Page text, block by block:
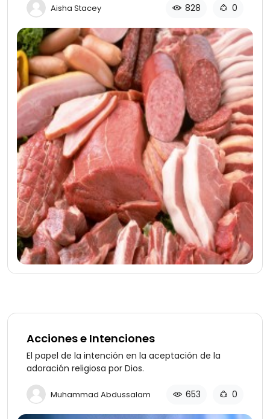
creencia, salud, bienestar o moral. El Islam es una
forma de vida holística, que tiene en cuenta el
bienestar físico, espiritual y emocional, siendo
cada uno de ellos una parte separada pero
superpuesta de la estructura de un ser humano.
Dios nos creó con un propósito, adorarlo a Él
(Corán 51:56), pero Él no nos abandona en un
mundo de inestabilidad e inseguridad. Él nos ha
dado un libro guía, el Corán, y el ejemplo de los
profetas y los mensajeros para explicar que la
confianza en Dios es la vía por la cual alcanzamos
el éxito en esta vida y en el Más Allá. Un musulmán
pasa toda su vida esforzándose por agradar a Dios,
adorándolo y obedeciendo Sus leyes y normas.
Una de esas normas es que comer cerdo o
derivados del cerdo está prohibido.
Aisha Stacey 828 0
Acciones e Intenciones
El papel de la intención en la aceptación de la
adoración religiosa por Dios.
Muhammad Abdussalam 653 0